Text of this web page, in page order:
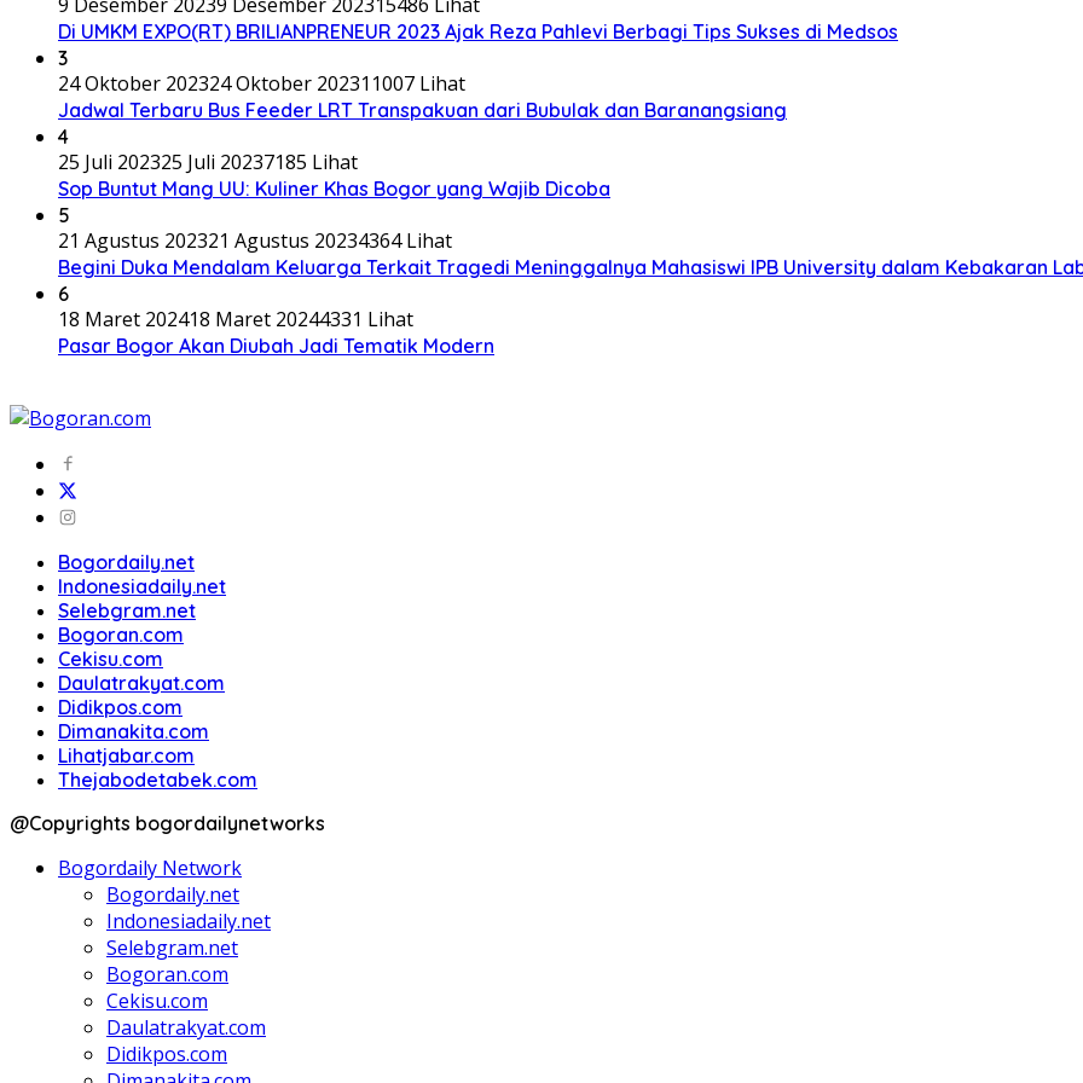
Di UMKM EXPO(RT) BRILIANPRENEUR 2023 Ajak Reza Pahlevi Berbagi Tips Sukses di Medsos
3
24 Oktober 202324 Oktober 202311007 Lihat
Jadwal Terbaru Bus Feeder LRT Transpakuan dari Bubulak dan Baranangsiang
4
25 Juli 202325 Juli 20237185 Lihat
Sop Buntut Mang UU: Kuliner Khas Bogor yang Wajib Dicoba
5
21 Agustus 202321 Agustus 20234364 Lihat
Begini Duka Mendalam Keluarga Terkait Tragedi Meninggalnya Mahasiswi IPB University dalam Kebakaran
6
18 Maret 202418 Maret 20244331 Lihat
Pasar Bogor Akan Diubah Jadi Tematik Modern
Bogordaily.net
Indonesiadaily.net
Selebgram.net
Bogoran.com
Cekisu.com
Daulatrakyat.com
Didikpos.com
Dimanakita.com
Lihatjabar.com
Thejabodetabek.com
@Copyrights bogordailynetworks
Bogordaily Network
Bogordaily.net
Indonesiadaily.net
Selebgram.net
Bogoran.com
Cekisu.com
Daulatrakyat.com
Didikpos.com